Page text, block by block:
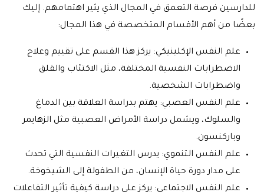
للدارسين فرصة التعمق في المجال الذي يثير اهتمامهم. إليك
بعضًا من أهم الأقسام المتخصصة في هذا المجال:
علم النفس الإكلينيكي: يركز هذا القسم على تقييم وعلاج
الاضطرابات النفسية المختلفة، مثل الاكتئاب والقلق
واضطرابات الشخصية.
علم النفس العصبي: يهتم بدراسة العلاقة بين الدماغ
والسلوك، ويشمل دراسة الأمراض العصبية مثل الزهايمر
وباركنسون.
علم النفس التنموي: يدرس التغيرات النفسية التي تحدث
على مدار دورة حياة الإنسان، من الطفولة إلى الشيخوخة.
علم النفس الاجتماعي: يركز على دراسة كيفية تأثير التفاعلات